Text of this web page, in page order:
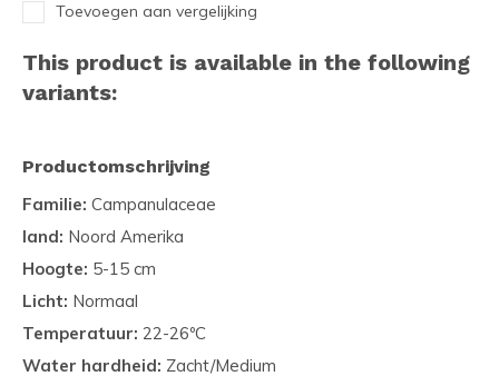
Toevoegen aan vergelijking
This product is available in the following
variants:
Productomschrijving
Familie: Campanulaceae
land: Noord Amerika
Hoogte: 5-15 cm
Licht: Normaal
Temperatuur: 22-26ºC
Water hardheid: Zacht/Medium